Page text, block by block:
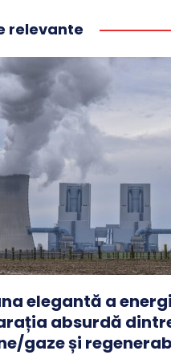
relevante
elegantă a
absurdă
gaze și